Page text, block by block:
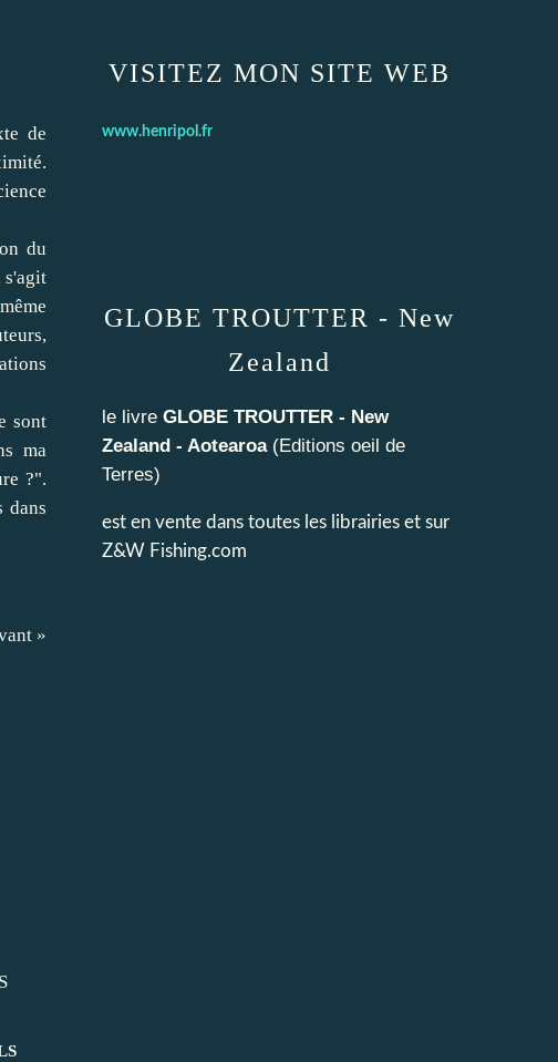
de
du
s'agit
sont
ma
?".
dans
»
VISITEZ MON SITE WEB
www.henripol.fr
GLOBE TROUTTER - New
Zealand
le livre GLOBE TROUTTER - New
Zealand - Aotearoa(Editions oeil de
Terres)
est en vente dans toutes les librairies et sur
Z&W Fishing.com